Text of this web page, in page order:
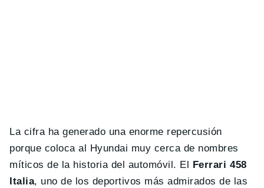
La cifra ha generado una enorme repercusión
porque coloca al Hyundai muy cerca de nombres
míticos de la historia del automóvil. El
Ferrari 458
Italia, uno de los deportivos más admirados de las